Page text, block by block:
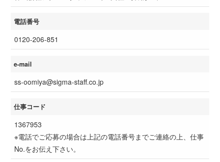
電話番号
0120-206-851
e-mail
ss-oomiya@sigma-staff.co.jp
仕事コード
1367953
※電話でご応募の場合は上記の電話番号までご連絡の上、仕事
No.をお伝え下さい。